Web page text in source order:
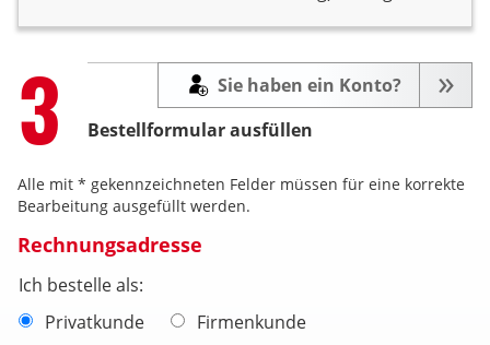
Step
3 Bestellformular ausfüllen
Sie haben ein Konto?
Alle mit * gekennzeichneten Felder müssen für eine korrekte
Bearbeitung ausgefüllt werden.
Rechnungsadresse
Ich bestelle als:
Privatkunde
Firmenkunde